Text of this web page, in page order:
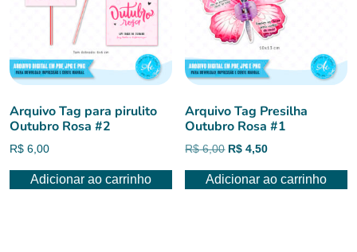
Arquivo Tag para pirulito
Outubro Rosa #2
R$ 6,00
Adicionar ao carrinho
Arquivo Tag Presilha
Outubro Rosa #1
R$6,00 O
original
R$ 4,50O
atual
Adicionar ao carrinho